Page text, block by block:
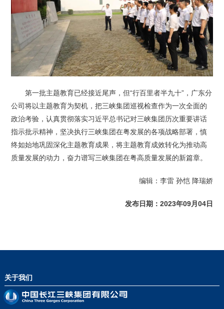
第一批主题教育已经接近尾声，但“行百里者半九十”，广东分
公司将以主题教育为契机，把三峡集团巡视检查作为一次全面的
政治考验，认真贯彻落实习近平总书记对三峡集团历次重要讲话
指示批示精神，坚决执行三峡集团在粤发展的各项战略部署，慎
终如始地巩固深化主题教育成果，将主题教育成效转化为推动高
质量发展的动力，奋力谱写三峡集团在粤高质量发展的新篇章。
编辑：李雷 孙恺 降瑞娇
发布日期：2023年09月04日
关于我们